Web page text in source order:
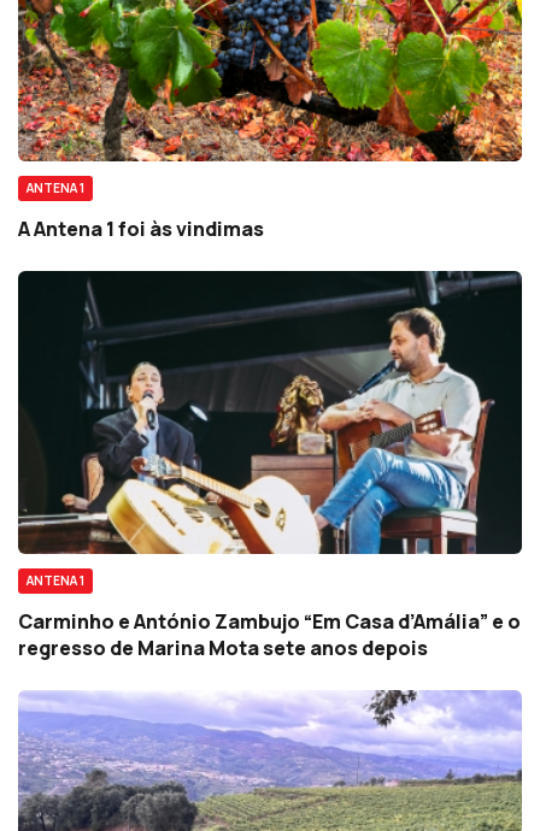
ANTENA 1
A Antena 1 foi às vindimas
ANTENA 1
Carminho e António Zambujo “Em Casa d’Amália” e o
regresso de Marina Mota sete anos depois